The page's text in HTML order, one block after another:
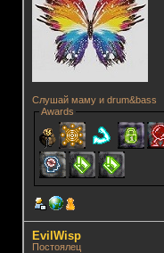
Слушай маму и drum&bass
Awards
EvilWisp
Постоялец